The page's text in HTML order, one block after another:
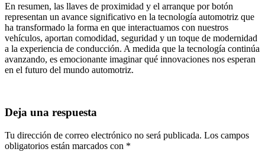
En resumen, las llaves de proximidad y el arranque por botón
representan un avance significativo en la tecnología automotriz que
ha transformado la forma en que interactuamos con nuestros
vehículos, aportan comodidad, seguridad y un toque de modernidad
a la experiencia de conducción. A medida que la tecnología continúa
avanzando, es emocionante imaginar qué innovaciones nos esperan
en el futuro del mundo automotriz.
Deja una respuesta
Tu dirección de correo electrónico no será publicada. Los campos
obligatorios están marcados con *